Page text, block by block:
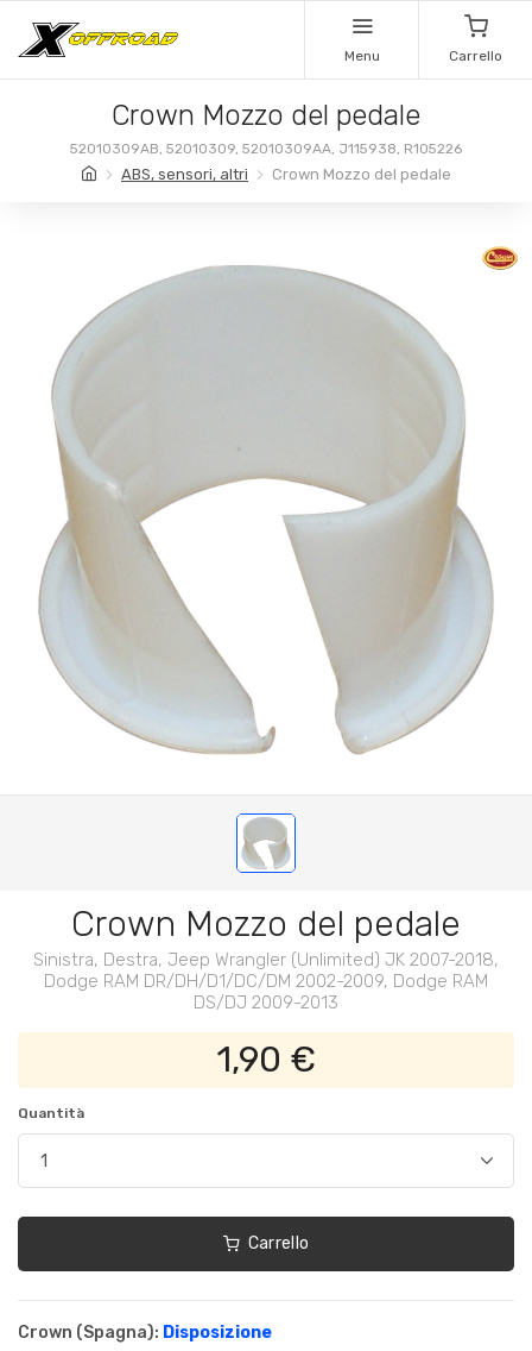
Menu Carrello
Crown Mozzo del pedale
52010309AB, 52010309, 52010309AA, J115938, R105226
ABS, sensori, altri Crown Mozzo del pedale
Crown Mozzo del pedale
Sinistra, Destra, Jeep Wrangler (Unlimited) JK 2007-2018,
Dodge RAM DR/DH/D1/DC/DM 2002-2009, Dodge RAM
DS/DJ 2009-2013
1,90 €
Quantità
Carrello
Crown (Spagna): Disposizione